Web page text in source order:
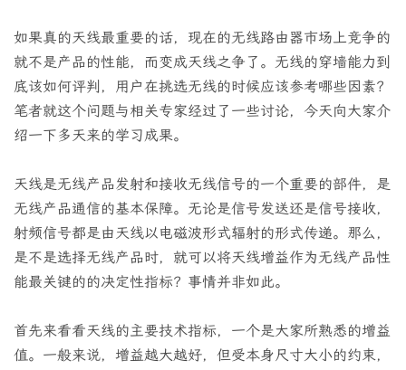
如果真的天线最重要的话，现在的无线路由器市场上竞争的
就不是产品的性能，而变成天线之争了。无线的穿墙能力到
底该如何评判，用户在挑选无线的时候应该参考哪些因素？
笔者就这个问题与相关专家经过了一些讨论，今天向大家介
绍一下多天来的学习成果。
天线是无线产品发射和接收无线信号的一个重要的部件，是
无线产品通信的基本保障。无论是信号发送还是信号接收，
射频信号都是由天线以电磁波形式辐射的形式传递。那么，
是不是选择无线产品时，就可以将天线增益作为无线产品性
能最关键的的决定性指标？事情并非如此。
首先来看看天线的主要技术指标，一个是大家所熟悉的增益
值。一般来说，增益越大越好，但受本身尺寸大小的约束，